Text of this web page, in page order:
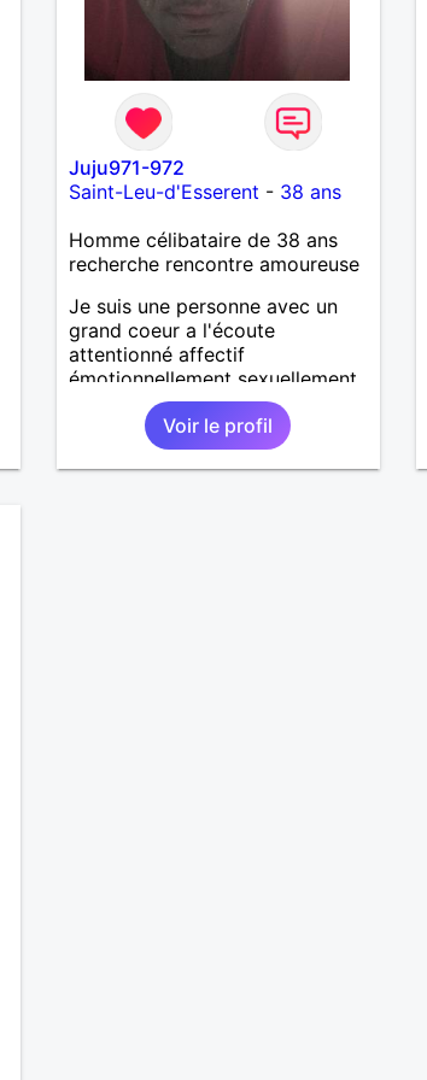
Juju971-972
Saint-Leu-d'Esserent - 38 ans
Homme célibataire de 38 ans
recherche rencontre amoureuse
Je suis une personne avec un
grand coeur a l'écoute
attentionné affectif
émotionnellement sexuellement
joyeux drôle amusant a l'écoute
Voir le profil